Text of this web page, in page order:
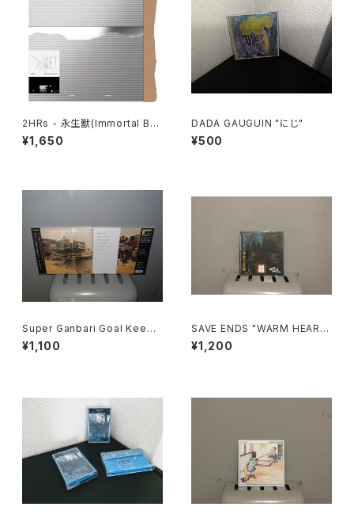
2HRs - 永生獸(Immortal Be
asts) CD
¥1,650
DADA GAUGUIN "にじ"
¥500
Super Ganbari Goal Keepe
rs "Cang Gang Pops"
¥1,100
SAVE ENDS "WARM HEART
S, COLD HANDS"
¥1,200